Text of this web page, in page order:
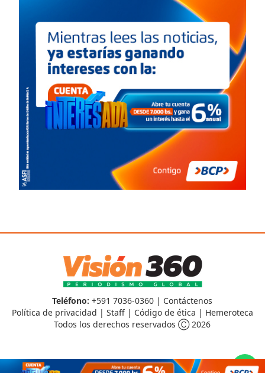
Teléfono: +591 7036-0360 | Contáctenos
Política de privacidad | Staff| Código de ética | Hemeroteca
Todos los derechos reservados Ⓒ 2026